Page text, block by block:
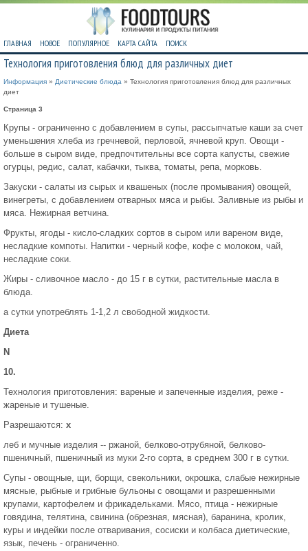
ГЛАВНАЯ НОВОЕ ПОПУЛЯРНОЕ КАРТА САЙТА ПОИСК
Технология приготовления блюд для различных диет
Информация » Диетические блюда » Технология приготовления блюд для различных
диет
Страница 3
Крупы - ограниченно с добавлением в супы, рассыпчатые каши за счет
уменьшения хлеба из гречневой, перловой, ячневой круп. Овощи -
больше в сыром виде, предпочтительны все сорта капусты, свежие
огурцы, редис, салат, кабачки, тыква, томаты, репа, морковь.
Закуски - салаты из сырых и квашеных (после промывания) овощей,
винегреты, с добавлением отварных мяса и рыбы. Заливные из рыбы и
мяса. Нежирная ветчина.
Фрукты, ягоды - кисло-сладких сортов в сыром или вареном виде,
несладкие компоты. Напитки - черный кофе, кофе с молоком, чай,
несладкие соки.
Жиры - сливочное масло - до 15 г в сутки, растительные масла в
блюда.
а сутки употреблять 1-1,2 л свободной жидкости.
Диета
N
10.
Технология приготовления: вареные и запеченные изделия, реже -
жареные и тушеные.
Разрешаются: х
леб и мучные изделия -- ржаной, белково-отрубяной, белково-
пшеничный, пшеничный из муки 2-го сорта, в среднем 300 г в сутки.
Супы - овощные, щи, борщи, свекольники, окрошка, слабые нежирные
мясные, рыбные и грибные бульоны с овощами и разрешенными
крупами, картофелем и фрикадельками. Мясо, птица - нежирные
говядина, телятина, свинина (обрезная, мясная), баранина, кролик,
куры и индейки после отваривания, сосиски и колбаса диетические,
язык, печень - ограниченно.